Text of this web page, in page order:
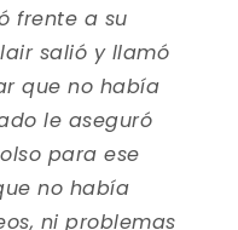
frente a su
salió y llamó
que no había
le aseguró
para ese
no había
ni problemas